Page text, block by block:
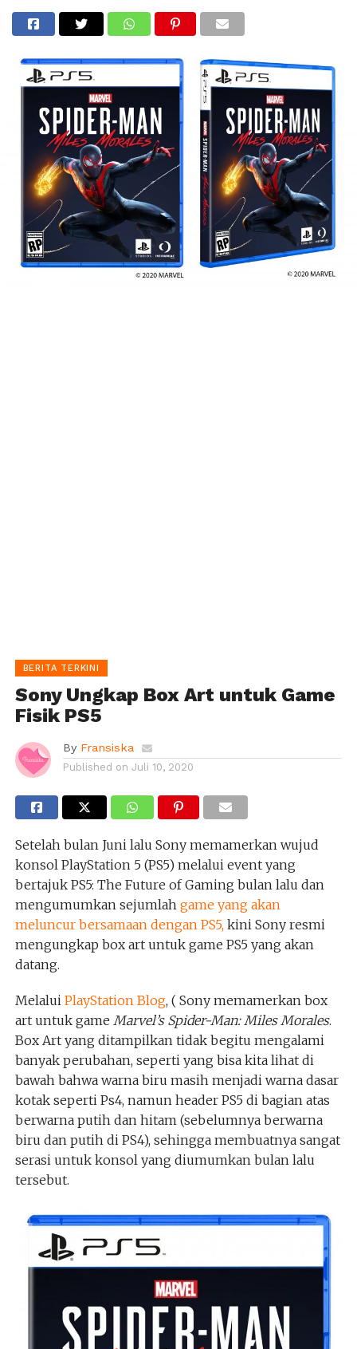
BERITA TERKINI
Sony Ungkap Box Art untuk Game
Fisik PS5
By Fransiska
Published on Juli 10, 2020
Setelah bulan Juni lalu Sony memamerkan wujud
konsol PlayStation 5 (PS5) melalui event yang
bertajuk PS5: The Future of Gaming bulan lalu dan
mengumumkan sejumlah game yang akan
meluncur bersamaan dengan PS5,kini Sony resmi
mengungkap box art untuk game PS5 yang akan
datang.
Melalui PlayStation Blog, ( Sony memamerkan box
art untuk game Marvel’s Spider-Man: Miles Morales.
Box Art yang ditampilkan tidak begitu mengalami
banyak perubahan, seperti yang bisa kita lihat di
bawah bahwa warna biru masih menjadi warna dasar
kotak seperti Ps4, namun header PS5 di bagian atas
berwarna putih dan hitam (sebelumnya berwarna
biru dan putih di PS4), sehingga membuatnya sangat
serasi untuk konsol yang diumumkan bulan lalu
tersebut.